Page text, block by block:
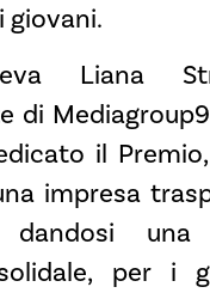
giovani.
Liana
di
il
impresa
dandosi una
per i